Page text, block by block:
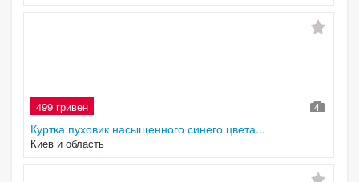
499 гривен 4
Куртка пуховик насыщенного синего цвета...
Киев и область